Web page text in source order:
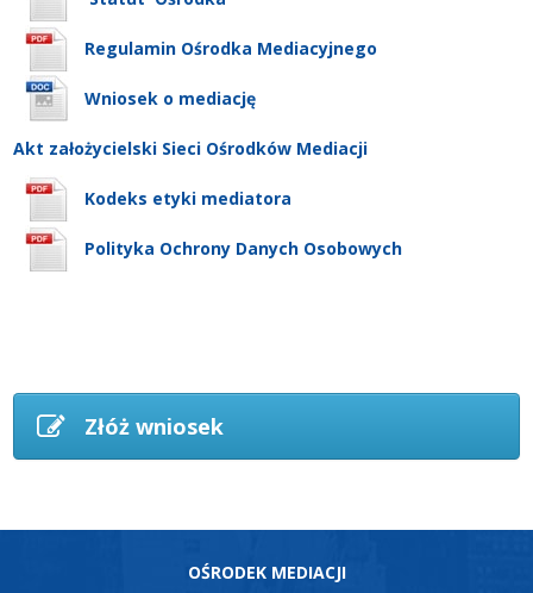
Regulamin Ośrodka Mediacyjnego
Wniosek o mediację
Akt założycielski Sieci Ośrodków Mediacji
Kodeks etyki mediatora
Polityka Ochrony Danych Osobowych
Złóż wniosek
OŚRODEK MEDIACJI